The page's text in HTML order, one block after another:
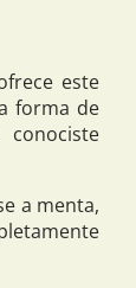
este
forma de
a menta,